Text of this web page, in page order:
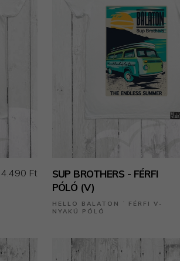
4.490 Ft
SUP BROTHERS - FÉRFI
PÓLÓ (V)
HELLO BALATON ˙ FÉRFI V-
NYAKÚ PÓLÓ